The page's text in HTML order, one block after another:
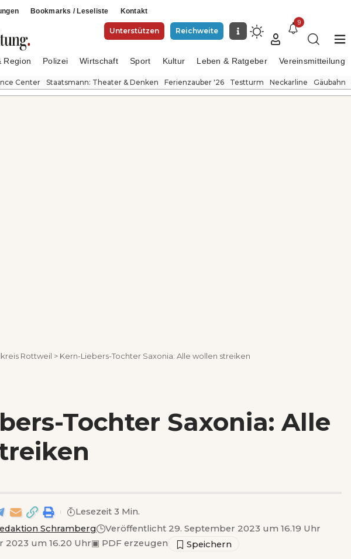
Bookmarks / Leseliste Kontakt
Unterstützen Reichweite
9
Region Polizei Wirtschaft Sport Kultur Leben & Ratgeber Vereinsmitteilung
Center Staatsmann: Theater & Denken Ferienzauber '26 Testturm Neckarline Gäubahn
Rottweil > Kern-Liebers-Tochter Saxonia: Alle wollen streiken
Tochter Saxonia: Alle
Schramberg
Veröffentlicht 29. September 2023 um 16.19 Uhr
2023 um 16.20 Uhr▣ PDF erzeugen
Lesezeit 3 Min.